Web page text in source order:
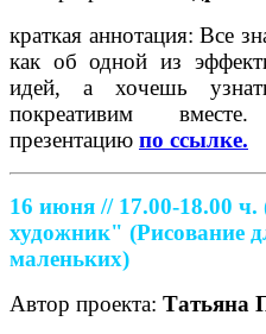
краткая аннотация: Все
как об одной из
идей, а хочешь
покреативим
презентацию по ссылке.
16 июня // 17.00-18.00
художник" (Рисование
маленьких)
Автор проекта: Татьяна